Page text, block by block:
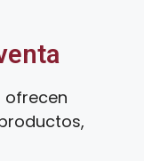
ofrecen